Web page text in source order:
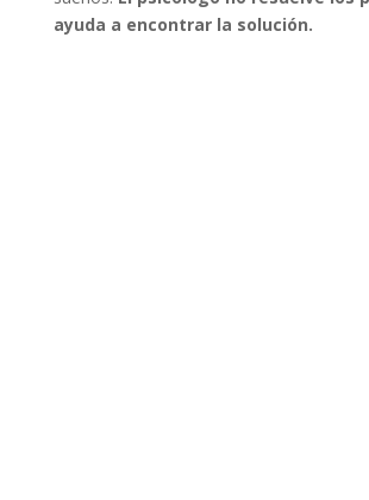
ayuda a encontrar la solución.